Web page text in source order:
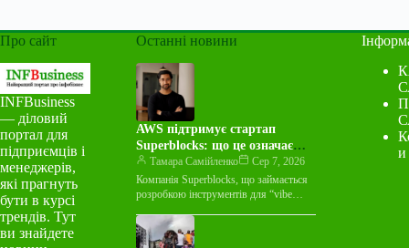
Про сайт
INFBusiness
— діловий
портал для
підприємців і
менеджерів,
які прагнуть
бути в курсі
трендів. Тут
ви знайдете
Останні новини
AWS підтримує стартап
Superblocks: що це означає
для індустрії
Тамара Самійленко
Сер 7, 2026
Компанія Superblocks, що займається
розробкою інструментів для “vibe
угоду про спільний маркетинг із
Amazon Web Services…
и